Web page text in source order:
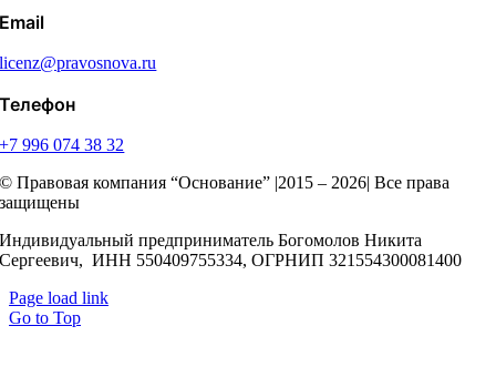
Email
licenz@pravosnova.ru
Телефон
+7 996 074 38 32
© Правовая компания “Основание” |2015 – 2026| Все права
защищены
Индивидуальный предприниматель Богомолов Никита
Сергеевич, ИНН 550409755334, ОГРНИП 321554300081400
Page load link
Go to Top